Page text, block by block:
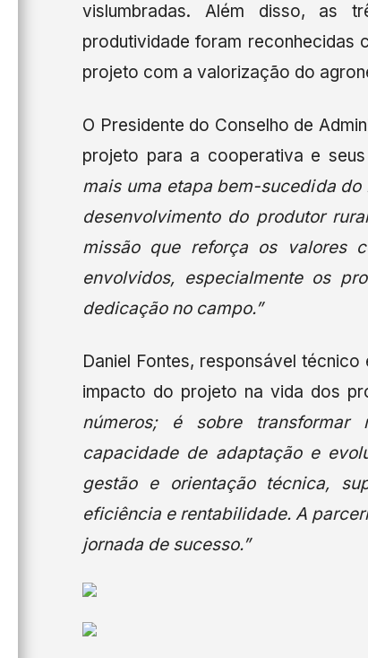
vislumbradas. Além disso, as
produtividade foram
projeto com a valorização do
O Presidente do Conselho de
projeto para a cooperativa e
mais uma etapa bem-sucedida
desenvolvimento do produtor
missão que reforça os valores
envolvidos, especialmente os
dedicação no campo.”
Daniel Fontes, responsável
impacto do projeto na vida dos
números; é sobre transformar
capacidade de adaptação e
gestão e orientação técnica,
eficiência e rentabilidade. A
jornada de sucesso.”